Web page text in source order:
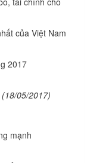
của Việt Nam
2017
(18/05/2017)
mạnh